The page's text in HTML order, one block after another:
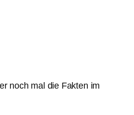
noch mal die Fakten im